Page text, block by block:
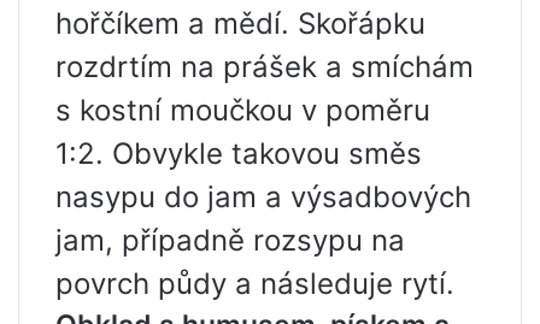
hořčíkem a mědí. Skořápku
rozdrtím na prášek a smíchám
s kostní moučkou v poměru
1:2. Obvykle takovou směs
nasypu do jam a výsadbových
jam, případně rozsypu na
povrch půdy a následuje rytí.